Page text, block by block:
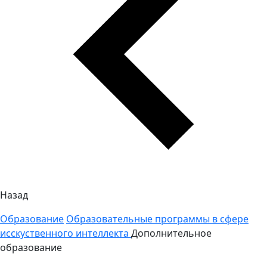
Назад
Образование Образовательные программы в сфере
исскуственного интеллекта Дополнительное
образование